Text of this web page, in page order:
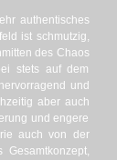
authentisches
ist schmutzig,
des Chaos
stets auf dem
und
aber auch
und engere
auch von der